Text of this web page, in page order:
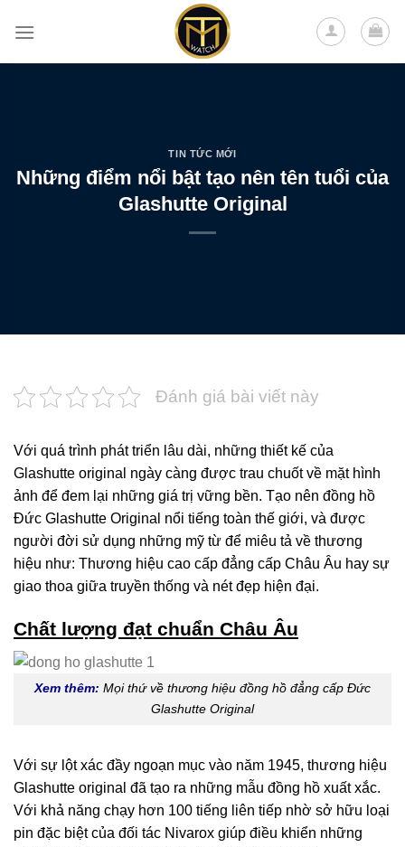
TIN TỨC MỚI
Những điểm nổi bật tạo nên tên tuổi của
Glashutte Original
Đánh giá bài viết này
Với quá trình phát triển lâu dài, những thiết kế của
Glashutte original ngày càng được trau chuốt về mặt hình
ảnh để đem lại những giá trị vững bền. Tạo nên đồng hồ
Đức Glashutte Original nổi tiếng toàn thế giới, và được
người đời sử dụng những mỹ từ để miêu tả về thương
hiệu như: Thương hiệu cao cấp đẳng cấp Châu Âu hay sự
giao thoa giữa truyền thống và nét đẹp hiện đại.
Chất lượng đạt chuẩn Châu Âu
Xem thêm: Mọi thứ về thương hiệu đồng hồ đẳng cấp Đức
Glashutte Original
Với sự lột xác đầy ngoạn mục vào năm 1945, thương hiệu
Glashutte original đã tạo ra những mẫu đồng hồ xuất xắc.
Với khả năng chạy hơn 100 tiếng liên tiếp nhờ sở hữu loại
pin đặc biệt của đối tác Nivarox giúp điều khiển những